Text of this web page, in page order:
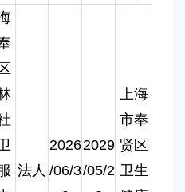
法人
2026
/06/3
2029
/05/2
上海
市奉
贤区
卫生